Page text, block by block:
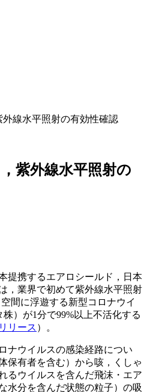
線水平照射の有効性確認
紫外線水平照射の
提携するエアロシールド，日本
，業界で初めて紫外線水平照射
間に浮遊する新型コロナウイ
）が1分で99%以上不活化する
リース ）。
ナウイルスの感染経路につい
保有者を含む）から咳，くしゃ
るウイルスを含んだ飛沫・エア
水分を含んだ状態の粒子）の吸